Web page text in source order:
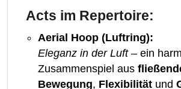
Acts im Repertoire:
Aerial Hoop (Luftring):
Eleganz in der Luft– ein
Zusammenspiel aus
Bewegung, Flexibilität und